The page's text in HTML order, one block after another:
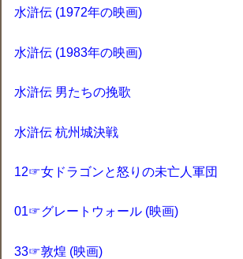
水滸伝 (1972年の映画)
水滸伝 (1983年の映画)
水滸伝 男たちの挽歌
水滸伝 杭州城決戦
12☞女ドラゴンと怒りの未亡人軍団
01☞グレートウォール (映画)
33☞敦煌 (映画)